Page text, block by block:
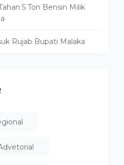
5 Ton Bensin Milik
Rujab Bupati Malaka